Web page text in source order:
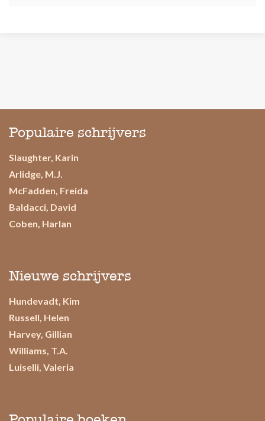
Populaire schrijvers
Slaughter, Karin
Arlidge, M.J.
McFadden, Freida
Baldacci, David
Coben, Harlan
Nieuwe schrijvers
Hundevadt, Kim
Russell, Helen
Harvey, Gillian
Williams, T.A.
Luiselli, Valeria